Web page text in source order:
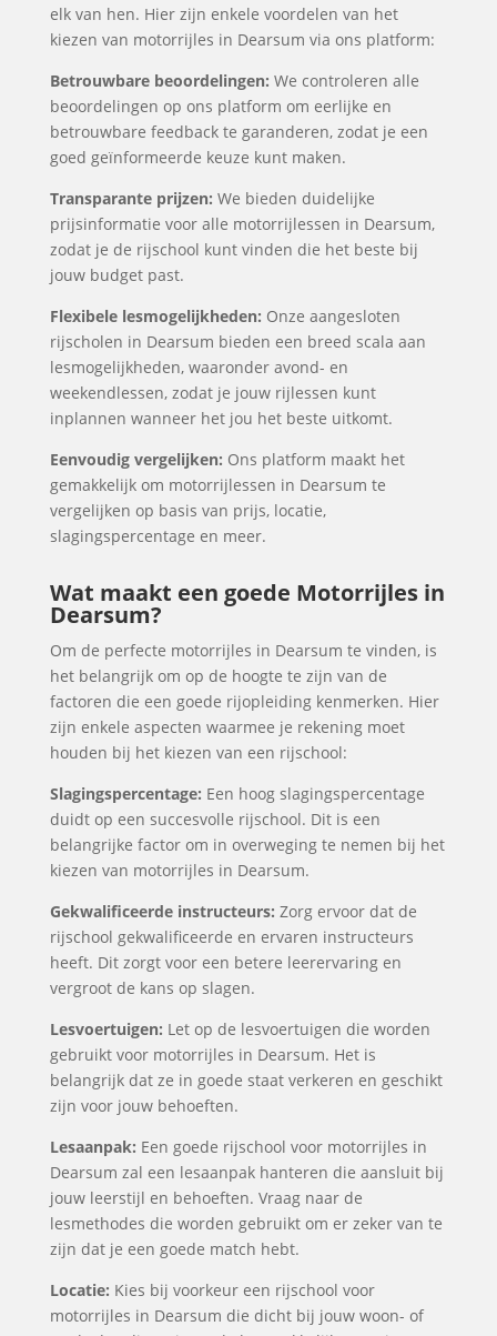
elk van hen. Hier zijn enkele voordelen van het
kiezen van motorrijles in Dearsum via ons platform:
Betrouwbare beoordelingen: We controleren alle
beoordelingen op ons platform om eerlijke en
betrouwbare feedback te garanderen, zodat je een
goed geïnformeerde keuze kunt maken.
Transparante prijzen: We bieden duidelijke
prijsinformatie voor alle motorrijlessen in Dearsum,
zodat je de rijschool kunt vinden die het beste bij
jouw budget past.
Flexibele lesmogelijkheden: Onze aangesloten
rijscholen in Dearsum bieden een breed scala aan
lesmogelijkheden, waaronder avond- en
weekendlessen, zodat je jouw rijlessen kunt
inplannen wanneer het jou het beste uitkomt.
Eenvoudig vergelijken: Ons platform maakt het
gemakkelijk om motorrijlessen in Dearsum te
vergelijken op basis van prijs, locatie,
slagingspercentage en meer.
Wat maakt een goede Motorrijles in
Dearsum?
Om de perfecte motorrijles in Dearsum te vinden, is
het belangrijk om op de hoogte te zijn van de
factoren die een goede rijopleiding kenmerken. Hier
zijn enkele aspecten waarmee je rekening moet
houden bij het kiezen van een rijschool:
Slagingspercentage: Een hoog slagingspercentage
duidt op een succesvolle rijschool. Dit is een
belangrijke factor om in overweging te nemen bij het
kiezen van motorrijles in Dearsum.
Gekwalificeerde instructeurs: Zorg ervoor dat de
rijschool gekwalificeerde en ervaren instructeurs
heeft. Dit zorgt voor een betere leerervaring en
vergroot de kans op slagen.
Lesvoertuigen: Let op de lesvoertuigen die worden
gebruikt voor motorrijles in Dearsum. Het is
belangrijk dat ze in goede staat verkeren en geschikt
zijn voor jouw behoeften.
Lesaanpak: Een goede rijschool voor motorrijles in
Dearsum zal een lesaanpak hanteren die aansluit bij
jouw leerstijl en behoeften. Vraag naar de
lesmethodes die worden gebruikt om er zeker van te
zijn dat je een goede match hebt.
Locatie: Kies bij voorkeur een rijschool voor
motorrijles in Dearsum die dicht bij jouw woon- of